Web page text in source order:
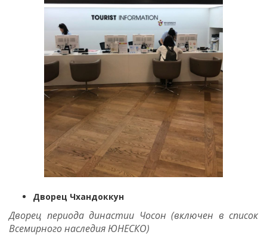
Дворец Чхандоккун
Дворец периода династии Чосон (включен в список
Всемирного наследия ЮНЕСКО)